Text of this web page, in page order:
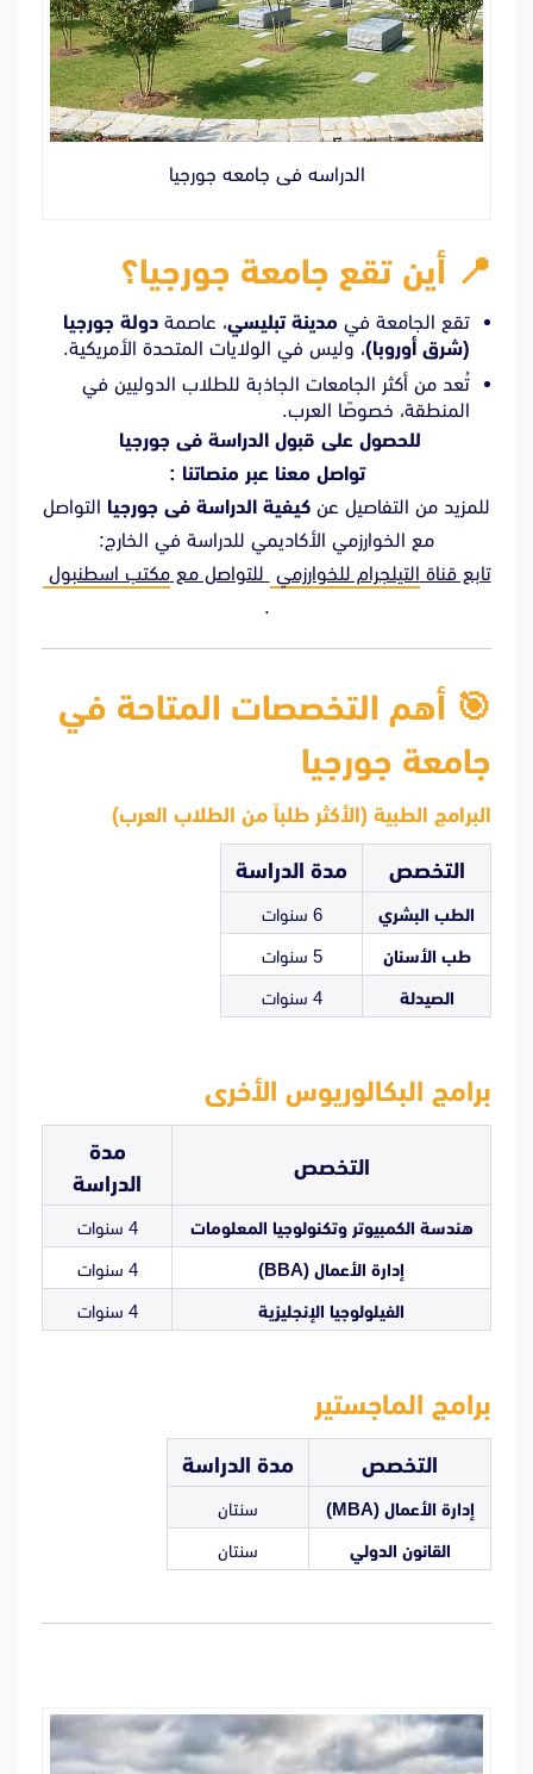
الدراسه فى جامعه جورجيا
📍 أين تقع جامعة جورجيا؟
تقع الجامعة في مدينة تبليسي، عاصمة دولة جورجيا
(شرق أوروبا)، وليس في الولايات المتحدة الأمريكية.
تُعد من أكثر الجامعات الجاذبة للطلاب الدوليين في
المنطقة، خصوصًا العرب.
للحصول على قبول الدراسة فى جورجيا
تواصل معنا عبر منصاتنا :
للمزيد من التفاصيل عن كيفية الدراسة فى جورجيا التواصل
مع الخوارزمي الأكاديمي للدراسة في الخارج:
تابع قناة التيلجرام للخوارزمي للتواصل معمكتب اسطنبول
.
🎯 أهم التخصصات المتاحة في
جامعة جورجيا
البرامج الطبية (الأكثر طلباً من الطلاب العرب)
التخصص مدة الدراسة
الطب البشري 6 سنوات
طب الأسنان 5 سنوات
الصيدلة 4 سنوات
برامج البكالوريوس الأخرى
التخصص
مدة
الدراسة
هندسة الكمبيوتر وتكنولوجيا المعلومات 4 سنوات
إدارة الأعمال (BBA) 4 سنوات
الفيلولوجيا الإنجليزية 4 سنوات
برامج الماجستير
التخصص مدة الدراسة
إدارة الأعمال (MBA) سنتان
القانون الدولي سنتان